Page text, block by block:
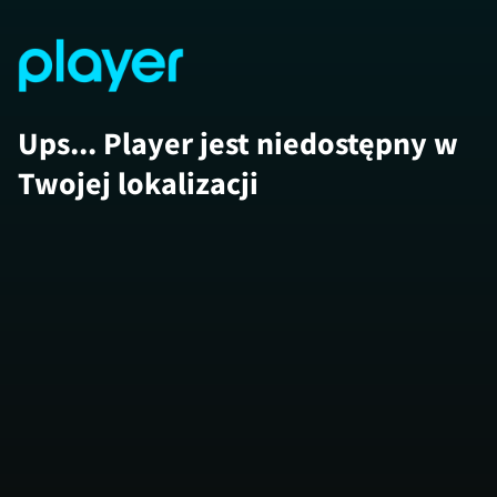
Ups... Player jest niedostępny w
Twojej lokalizacji